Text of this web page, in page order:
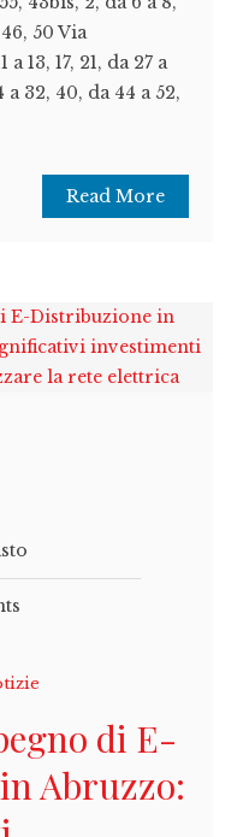
50 Via
13, 17, 21, da 27 a
a 32, 40, da 44 a 52,
Read More
di E-
Abruzzo: